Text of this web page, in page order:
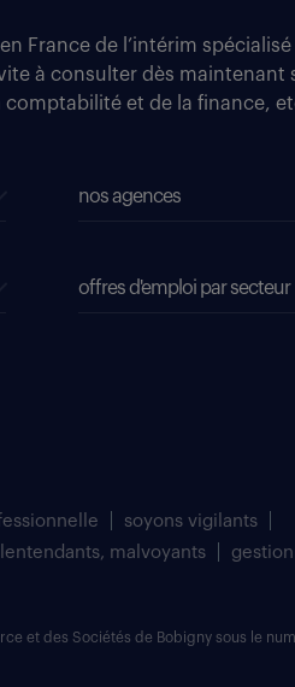
France de l’intérim
à consulter dès
comptabilité et de la finance,
nos agences
offres d'emploi par secteur
soyons vigilants
malvoyants
et des Sociétés de Bobigny sous le